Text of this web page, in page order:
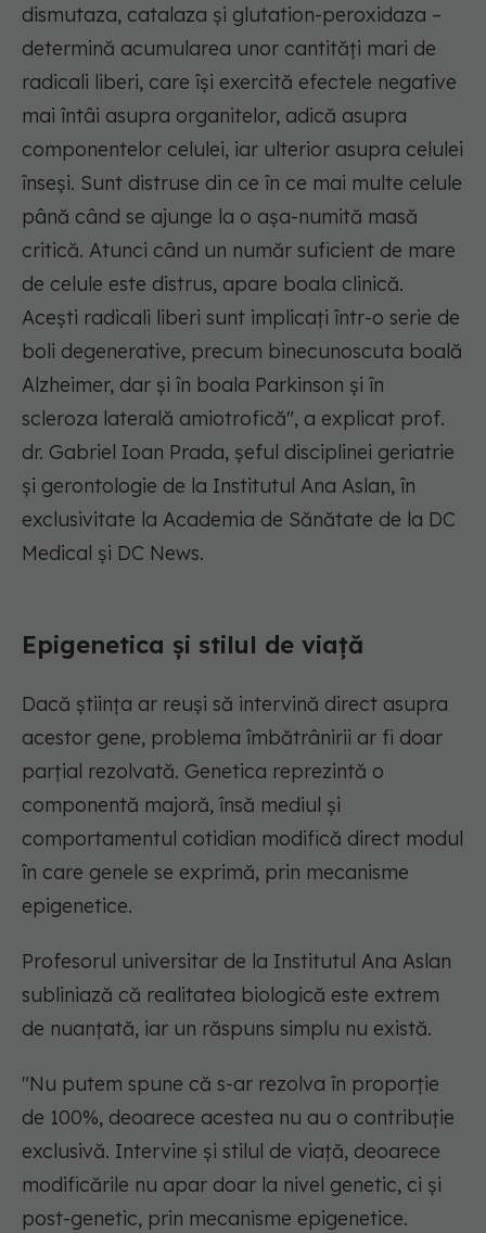
dismutaza, catalaza și glutation-peroxidaza –
determină acumularea unor cantități mari de
radicali liberi, care își exercită efectele negative
mai întâi asupra organitelor, adică asupra
componentelor celulei, iar ulterior asupra celulei
înseși. Sunt distruse din ce în ce mai multe celule
până când se ajunge la o așa-numită masă
critică. Atunci când un număr suficient de mare
de celule este distrus, apare boala clinică.
Acești radicali liberi sunt implicați într-o serie de
boli degenerative, precum binecunoscuta boală
Alzheimer, dar și în boala Parkinson și în
scleroza laterală amiotrofică", a explicat prof.
dr. Gabriel Ioan Prada, șeful disciplinei geriatrie
și gerontologie de la Institutul Ana Aslan, în
exclusivitate la Academia de Sănătate de la DC
Medical și DC News.
Epigenetica și stilul de viață
Dacă știința ar reuși să intervină direct asupra
acestor gene, problema îmbătrânirii ar fi doar
parțial rezolvată. Genetica reprezintă o
componentă majoră, însă mediul și
comportamentul cotidian modifică direct modul
în care genele se exprimă, prin mecanisme
epigenetice.
Profesorul universitar de la Institutul Ana Aslan
subliniază că realitatea biologică este extrem
de nuanțată, iar un răspuns simplu nu există.
"Nu putem spune că s-ar rezolva în proporție
de 100%, deoarece acestea nu au o contribuție
exclusivă. Intervine și stilul de viață, deoarece
modificările nu apar doar la nivel genetic, ci și
post-genetic, prin mecanisme epigenetice.